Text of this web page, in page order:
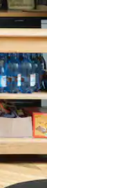
o dedo na tela.